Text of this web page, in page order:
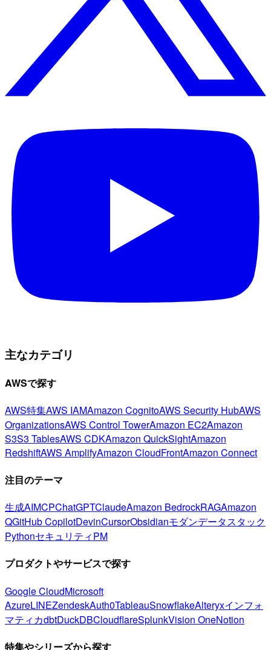
主なカテゴリ
AWSで探す
AWS特集AWS IAMAmazon CognitoAWS Security HubAWS
OrganizationsAWS Control TowerAmazon EC2Amazon
S3S3 TablesAWS CDKAmazon QuickSightAmazon
RedshiftAWS AmplifyAmazon CloudFrontAmazon Connect
注目のテーマ
生成AIMCPChatGPTClaudeAmazon BedrockRAGAmazon
QGitHub CopilotDevinCursorObsidianモダンデータスタック
PythonセキュリティPM
プロダクトやサービスで探す
Google CloudMicrosoft
AzureLINEZendeskAuth0TableauSnowflakeAlteryxインフォ
マティカdbtDuckDBCloudflareSplunkVision OneNotion
特集やシリーズから探す